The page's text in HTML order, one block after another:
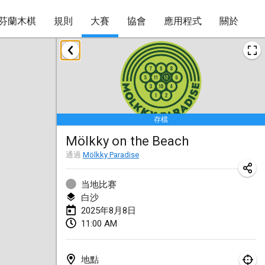
蘭木棋 規則 大賽 協會 應用程式 關於
存檔
Mölkky on the Beach
通過 Mölkky Paradise
当地比赛
白沙
2025年8月8日
11:00 AM
地點
2025年1月
Tournoi Mixte ASPTTOM
2025年1月18日|法國
Indoor Polish Open 2025 - Singles
2025年1月18日 |波蘭
Tournoi de St Max
2025年1月19日
2025年1月19日